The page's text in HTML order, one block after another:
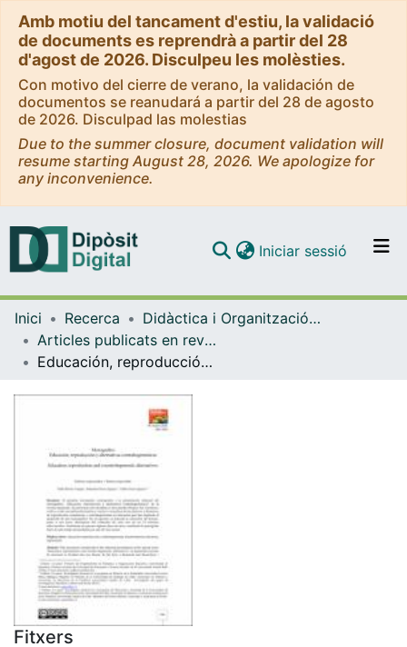
Amb motiu del tancament d'estiu, la validació
de documents es reprendrà a partir del 28
d'agost de 2026. Disculpeu les molèsties.
Con motivo del cierre de verano, la validación de
documentos se reanudará a partir del 28 de agosto
de 2026. Disculpad las molestias
Due to the summer closure, document validation will
resume starting August 28, 2026. We apologize for
any inconvenience.
Navega per tot el DD
Com publicar
Contacte
Iniciar sessió (current)
Inici Recerca
Didàctica i Organització Educativa
Articles publicats en revistes (Didàctica i Organització Educativa)
Educación, reproducción y alternativas contrahegemónicas
Fitxers